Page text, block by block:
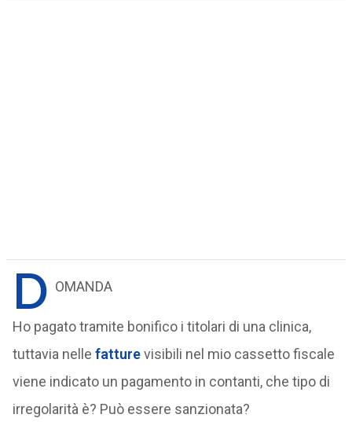
D OMANDA
Ho pagato tramite bonifico i titolari di una clinica,
tuttavia nelle fatturevisibili nel mio cassetto fiscale
viene indicato un pagamento in contanti, che tipo di
irregolarità è? Può essere sanzionata?